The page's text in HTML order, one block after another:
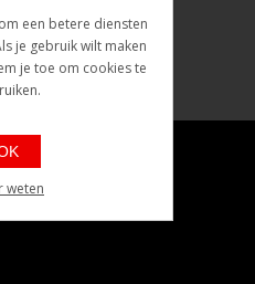
een betere diensten
je gebruik wilt maken
je toe om cookies te
weten